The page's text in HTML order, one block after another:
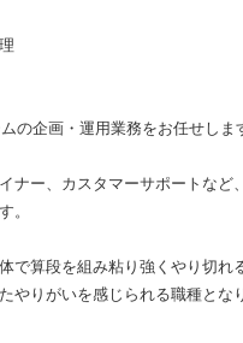
の企画・運用業務をお任せしま
ナー、カスタマーサポートな
。
で算段を組み粘り強くやり切
やりがいを感じられる職種とな